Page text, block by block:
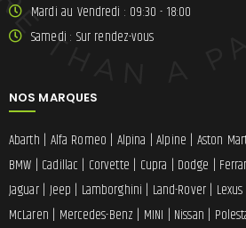
Mardi au Vendredi : 09:30 - 18:00
Samedi : Sur rendez-vous
NOS MARQUES
Abarth | Alfa Romeo | Alpina |Alpine | Aston
BMW | Cadillac | Corvette | Cupra | Dodge |
Jaguar| Jeep | Lamborghini | Land-Rover| Lexus
McLaren | Mercedes-Benz | MINI | Nissan |